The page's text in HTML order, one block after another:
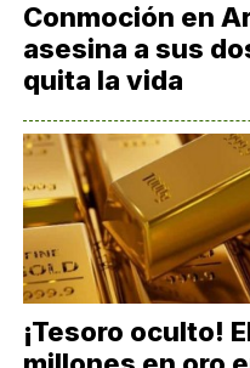
Conmoción en
asesina a sus
quita la vida
¡Tesoro oculto!